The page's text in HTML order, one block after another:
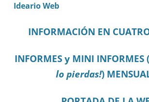
Ideario Web
INFORMACIÓN EN
INFORMES y MINI INFORMES (
lo pierdas!)